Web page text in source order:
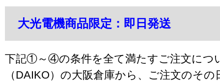
大光電機商品限定：即日発送
下記①～④の条件を全て満たすご注文につ
（DAIKO）の大阪倉庫から、ご注文のそ